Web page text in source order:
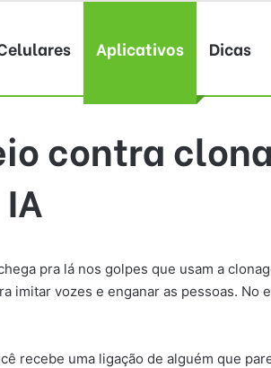
Aplicativos Dicas
contra
IA
pra lá nos golpes que usam a
vozes e enganar as pessoas. No
recebe uma ligação de alguém que